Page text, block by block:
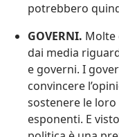
potrebbero
GOVERNI. Molte
dai media
e governi. I
convincere
sostenere le
esponenti. E